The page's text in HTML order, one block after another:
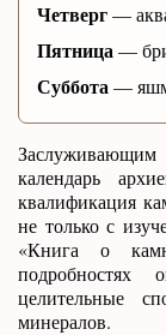
Четверг—
Пятница —
Суббота —
календарь
квалификация
не только с
«Книга о
целительные
минералов.